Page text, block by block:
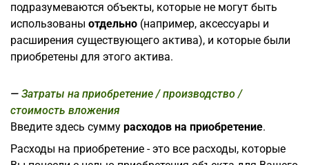
подразумеваются объекты, которые не могут быть
использованы отдельно (например, аксессуары и
расширения существующего актива), и которые были
приобретены для этого актива.
Затраты на приобретение / производство /
стоимость вложения
Введите здесь сумму расходов на приобретение.
Расходы на приобретение - это все расходы, которые